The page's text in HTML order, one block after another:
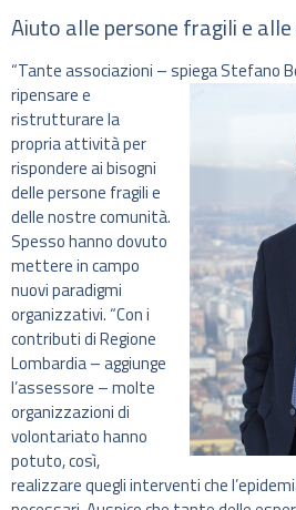
Aiuto alle persone fragili e
“Tante associazioni – spiega Stefano
ripensaree
ristrutturare la
propria attività per
rispondere ai bisogni
delle persone fragili e
delle nostre comunità.
Spesso hanno dovuto
mettere in campo
nuovi paradigmi
organizzativi. “Con i
contributi di Regione
Lombardia – aggiunge
l’assessore – molte
organizzazioni di
volontariato hanno
potuto, così,
realizzare quegli interventi che